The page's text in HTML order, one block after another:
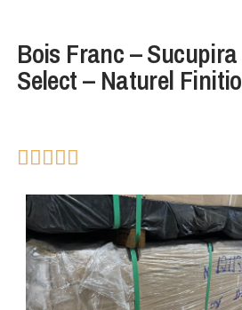
Bois Franc – Sucupira
Select – Naturel
